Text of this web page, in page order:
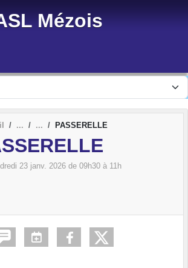
Mézois
PASSERELLE
23 janv. 2026 de 09h30 à 11h
des cookies